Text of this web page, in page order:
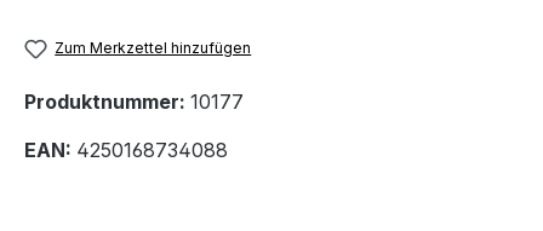
Zum Merkzettel hinzufügen
Produktnummer: 10177
EAN: 4250168734088